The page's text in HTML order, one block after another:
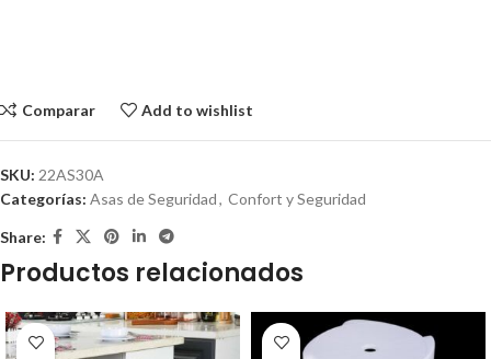
Comparar Add to wishlist
SKU: 22AS30A
Categorías: Asas de Seguridad, Confort y Seguridad
Share:
Productos relacionados